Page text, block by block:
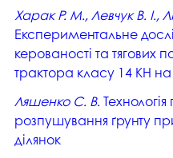
Харак Р. М., Левчук В. І.,
Експериментальне
керованості та тягових
трактора класу 14 КН
Ляшенко С. В.
розпушування ґрунту
ділянок